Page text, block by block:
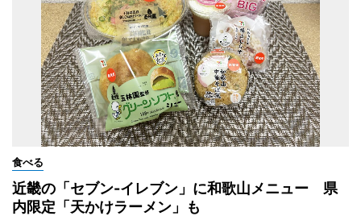
食べる
近畿の「セブン-イレブン」に和歌山メニュー 県
内限定「天かけラーメン」も